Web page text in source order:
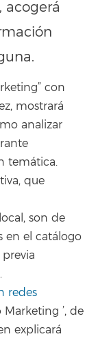
acogerá
con
mostrará
analizar
temática.
que
son de
en el catálogo
previa
redes
’, de
explicará